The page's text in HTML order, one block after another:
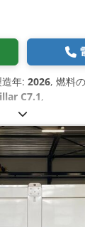
年: 2026, 燃料
C7.1,